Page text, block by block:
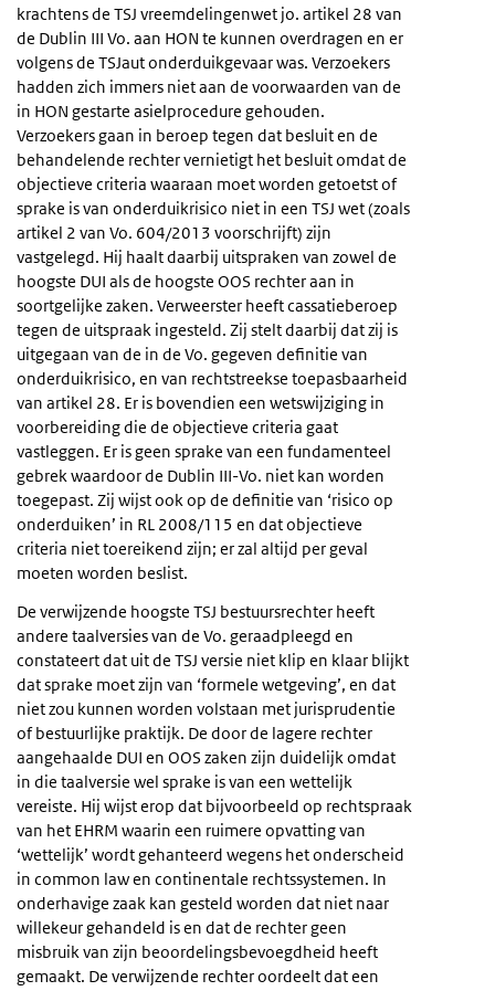
krachtens de TSJ vreemdelingenwet jo. artikel 28 van
de Dublin III Vo. aan HON te kunnen overdragen en er
volgens de TSJaut onderduikgevaar was. Verzoekers
hadden zich immers niet aan de voorwaarden van de
in HON gestarte asielprocedure gehouden.
Verzoekers gaan in beroep tegen dat besluit en de
behandelende rechter vernietigt het besluit omdat de
objectieve criteria waaraan moet worden getoetst of
sprake is van onderduikrisico niet in een TSJ wet (zoals
artikel 2 van Vo. 604/2013 voorschrijft) zijn
vastgelegd. Hij haalt daarbij uitspraken van zowel de
hoogste DUI als de hoogste OOS rechter aan in
soortgelijke zaken. Verweerster heeft cassatieberoep
tegen de uitspraak ingesteld. Zij stelt daarbij dat zij is
uitgegaan van de in de Vo. gegeven definitie van
onderduikrisico, en van rechtstreekse toepasbaarheid
van artikel 28. Er is bovendien een wetswijziging in
voorbereiding die de objectieve criteria gaat
vastleggen. Er is geen sprake van een fundamenteel
gebrek waardoor de Dublin III-Vo. niet kan worden
toegepast. Zij wijst ook op de definitie van ‘risico op
onderduiken’ in RL 2008/115 en dat objectieve
criteria niet toereikend zijn; er zal altijd per geval
moeten worden beslist.
De verwijzende hoogste TSJ bestuursrechter heeft
andere taalversies van de Vo. geraadpleegd en
constateert dat uit de TSJ versie niet klip en klaar blijkt
dat sprake moet zijn van ‘formele wetgeving’, en dat
niet zou kunnen worden volstaan met jurisprudentie
of bestuurlijke praktijk. De door de lagere rechter
aangehaalde DUI en OOS zaken zijn duidelijk omdat
in die taalversie wel sprake is van een wettelijk
vereiste. Hij wijst erop dat bijvoorbeeld op rechtspraak
van het EHRM waarin een ruimere opvatting van
‘wettelijk’ wordt gehanteerd wegens het onderscheid
in common law en continentale rechtssystemen. In
onderhavige zaak kan gesteld worden dat niet naar
willekeur gehandeld is en dat de rechter geen
misbruik van zijn beoordelingsbevoegdheid heeft
gemaakt. De verwijzende rechter oordeelt dat een